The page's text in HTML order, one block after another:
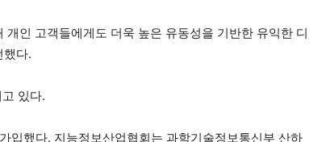
인 고객들에게도 더욱 높은 유동성을 기반한 유익한 디
했다.
있다.
입했다. 지능정보산업협회는 과학기술정보통신부 산하